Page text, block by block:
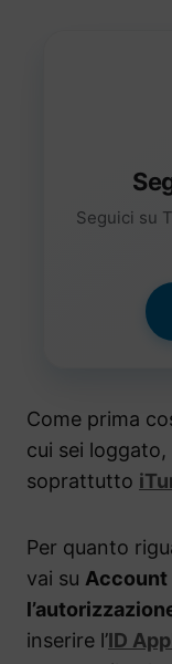
Seguici su
Come prima
cui sei
soprattutto
Per quanto
vai su Account
inserire l’ID